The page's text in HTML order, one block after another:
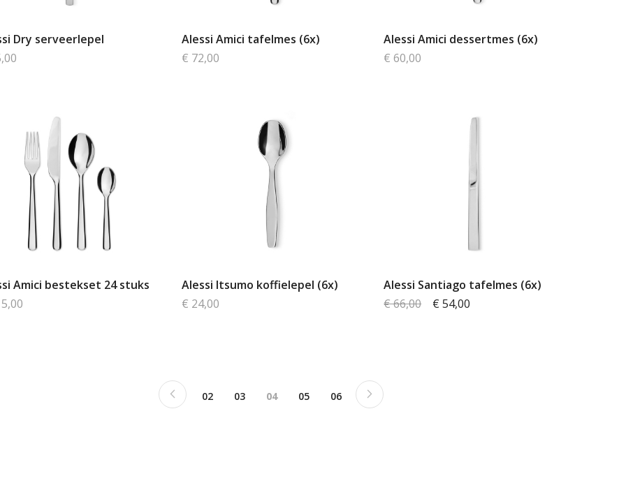
Dry serveerlepel
Alessi Amici tafelmes (6x)
€ 72,00
Alessi Amici dessertmes (6x)
€ 60,00
Amici bestekset 24 stuks
Alessi Itsumo koffielepel (6x)
€ 24,00
Alessi Santiago tafelmes (6x)
€ 54,00
€ 66,00
Pagina
Pagina
Previous
Pagina
02 Pagina
03 Je bekijkt pagina
04 Pagina
05 Pagina
06 Pagina
Next